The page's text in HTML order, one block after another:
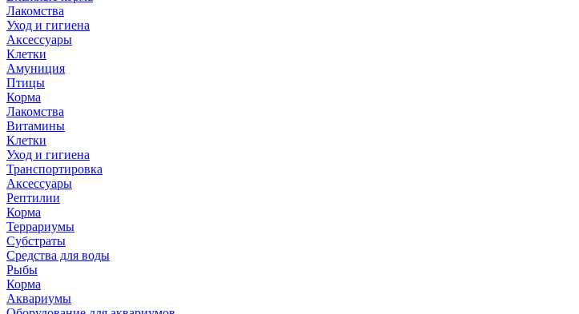
Лакомства
Уход и гигиена
Аксессуары
Клетки
Амуниция
Птицы
Корма
Лакомства
Витамины
Клетки
Уход и гигиена
Транспортировка
Аксессуары
Рептилии
Корма
Террариумы
Субстраты
Средства для воды
Рыбы
Корма
Аквариумы